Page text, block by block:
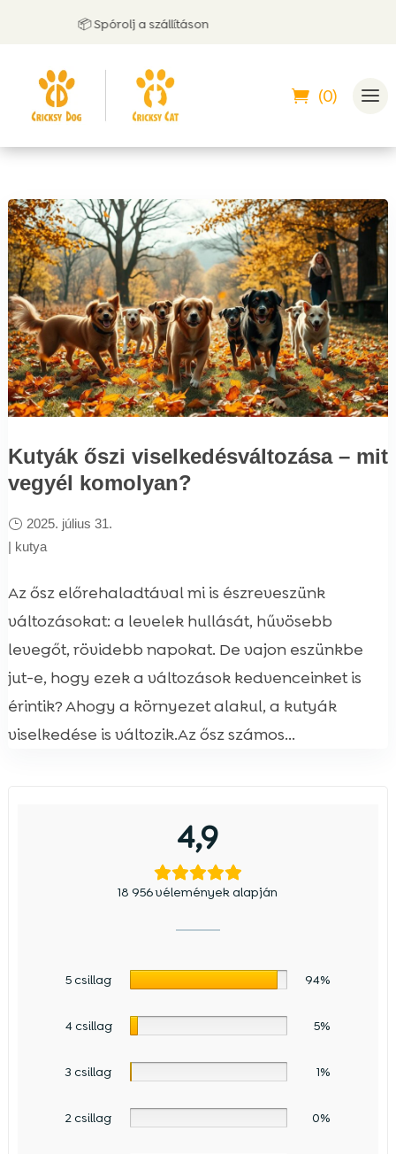
📦 Spórolj a szállításon
(0)
Kutyák őszi viselkedésváltozása – mit
vegyél komolyan?
2025. július 31.
| kutya
Az ősz előrehaladtával mi is észreveszünk
változásokat: a levelek hullását, hűvösebb
levegőt, rövidebb napokat. De vajon eszünkbe
jut-e, hogy ezek a változások kedvenceinket is
érintik? Ahogy a környezet alakul, a kutyák
viselkedése is változik.Az ősz számos...
4,9
18 956 vélemények alapján
5 csillag 94%
4 csillag 5%
3 csillag 1%
2 csillag 0%